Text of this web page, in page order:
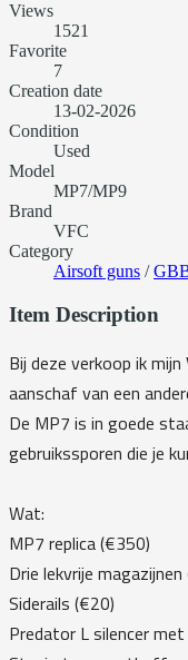
Views
1521
Favorite
7
Creation date
13-02-2026
Condition
Used
Model
MP7/MP9
Brand
VFC
Category
Airsoft guns /
Item Description
Bij deze verkoop ik
aanschaf van een
De MP7 is in goede
gebruikssporen die je
Wat:
MP7 replica (€350)
Drie lekvrije
Siderails (€20)
Predator L silencer